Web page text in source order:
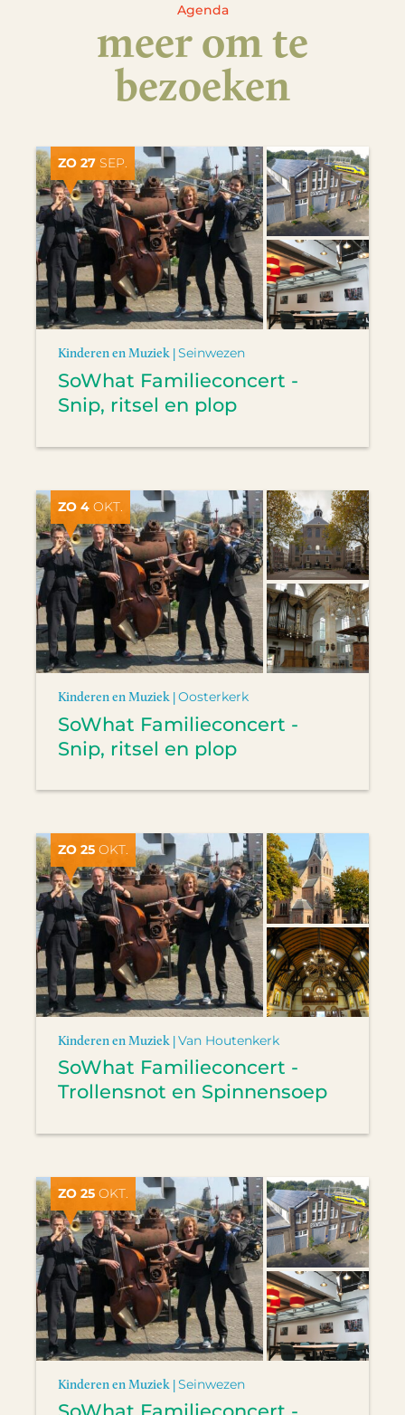
Agenda
meer om te
bezoeken
ZO 27 SEP.
Kinderen en Muziek |Seinwezen
SoWhat Familieconcert -
Snip, ritsel en plop
ZO 4 OKT.
Kinderen en Muziek |Oosterkerk
SoWhat Familieconcert -
Snip, ritsel en plop
ZO 25 OKT.
Kinderen en Muziek |Van Houtenkerk
SoWhat Familieconcert -
Trollensnot en Spinnensoep
ZO 25 OKT.
Kinderen en Muziek |Seinwezen